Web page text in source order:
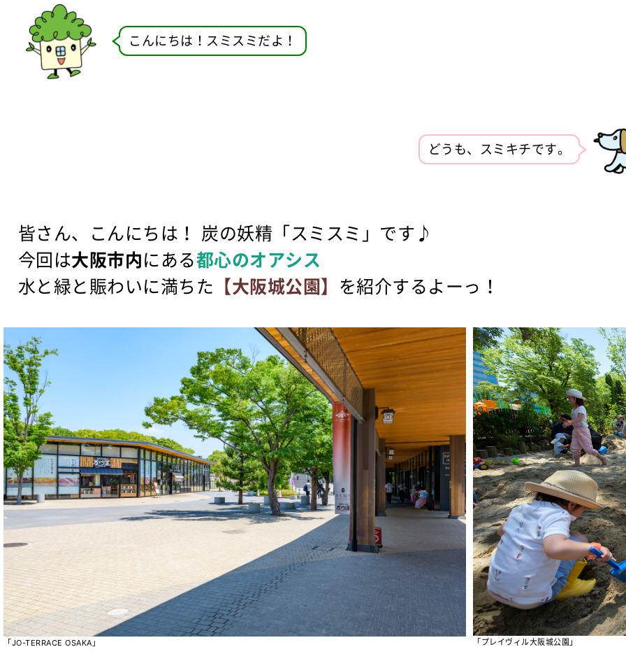
こんにちは！スミスミだよ！
どうも、スミキチです。
皆さん、こんにちは！ 炭の妖精「スミスミ」です♪
今回は大阪市内にある都心のオアシス
水と緑と賑わいに満ちた 【大阪城公園】 を紹介するよーっ！
「JO-TERRACE OSAKA」 「プレイヴィル大阪城公園」